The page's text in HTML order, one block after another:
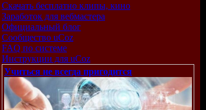
Скачать бесплатно клипы, кино
Заработок для вебмастера
Официальный блог
Сообщество uCoz
FAQ по системе
Инструкции для uCoz
Учиться не всегда пригодится